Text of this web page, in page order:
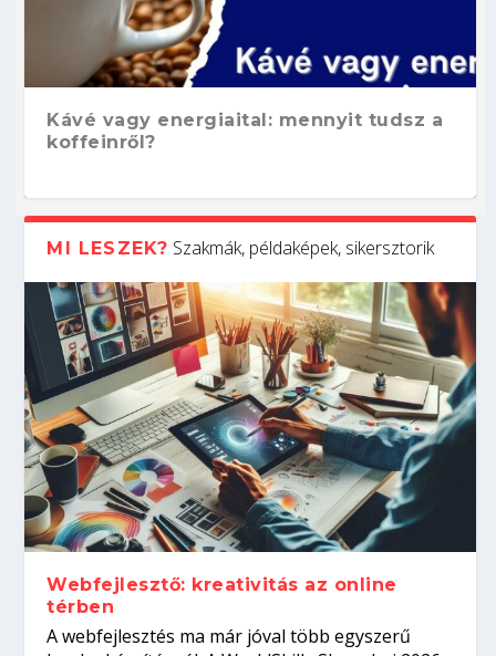
Kávé vagy energiaital: mennyit tudsz a
koffeinről?
Hogyan készíts ATS-barát önéletrajzot?
Így növelheted az esélyedet az
állásinterjúra...
Kitalálod, mire használják ezeket a
gépeket?
Nem sikerült az egyetemi felvételi?
Tanulj szakmát!
Szoftverfejlesztő: verseny kódban –
amikor néhány sor program dönti el a
világversenyt...
MI LESZEK? Szakmák, példaképek, sikersztorik
Webfejlesztő: kreativitás az online
térben
A webfejlesztés ma már jóval több egyszerű